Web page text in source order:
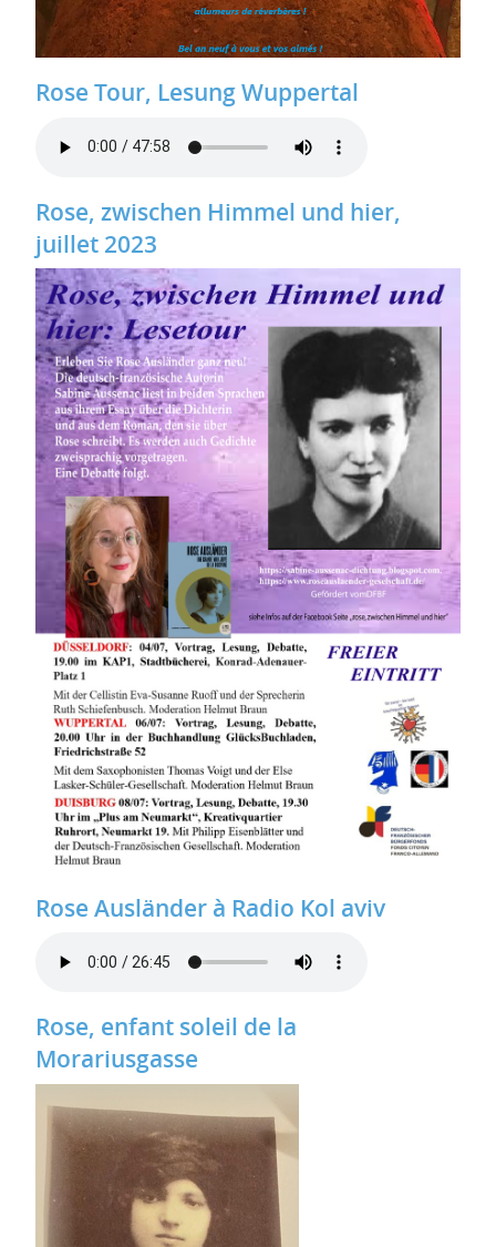
Rose Tour, Lesung Wuppertal
Rose, zwischen Himmel und hier,
juillet 2023
Rose Ausländer à Radio Kol aviv
Rose, enfant soleil de la
Morariusgasse